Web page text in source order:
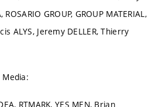
GROUP, GROUP MATERIAL,
ALYS, Jeremy DELLER, Thierry
Media:
RTMARK, YES MEN, Brian